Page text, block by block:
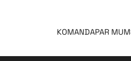
KOMANDAPAR